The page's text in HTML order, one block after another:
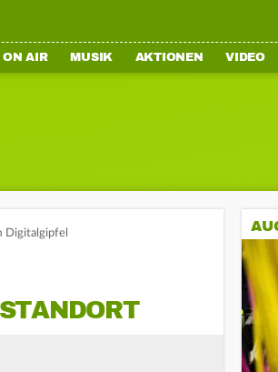
ON AIR MUSIK AKTIONEN VIDEO
Digitalgipfel